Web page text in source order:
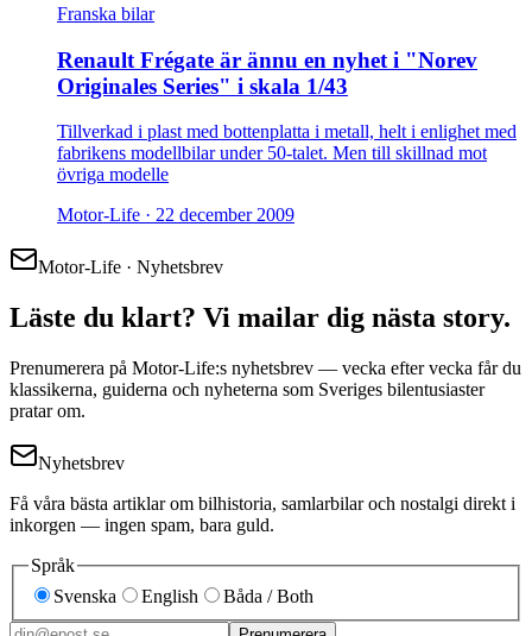
Franska bilar
Renault Frégate är ännu en nyhet i "Norev
Originales Series" i skala 1/43
Tillverkad i plast med bottenplatta i metall, helt i enlighet med
fabrikens modellbilar under 50-talet. Men till skillnad mot
övriga modelle
Motor-Life · 22 december 2009
Motor-Life · Nyhetsbrev
Läste du klart? Vi mailar dig nästa story.
Prenumerera på Motor-Life:s nyhetsbrev — vecka efter vecka får du
klassikerna, guiderna och nyheterna som Sveriges bilentusiaster
pratar om.
Nyhetsbrev
Få våra bästa artiklar om bilhistoria, samlarbilar och nostalgi direkt i
inkorgen — ingen spam, bara guld.
Språk
Svenska
English Båda / Both